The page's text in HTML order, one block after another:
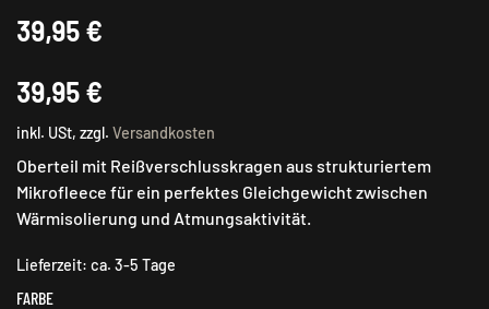
39,95 €
39,95 €
inkl. USt, zzgl. Versandkosten
Oberteil mit Reißverschlusskragen aus strukturiertem
Mikrofleece für ein perfektes Gleichgewicht zwischen
Wärmisolierung und Atmungsaktivität.
Lieferzeit: ca. 3-5 Tage
FARBE